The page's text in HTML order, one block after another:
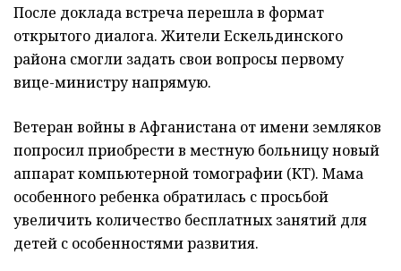
После доклада встреча перешла в формат
открытого диалога. Жители Ескельдинского
района смогли задать свои вопросы первому
вице-министру напрямую.
Ветеран войны в Афганистана от имени земляков
попросил приобрести в местную больницу новый
аппарат компьютерной томографии (КТ). Мама
особенного ребенка обратилась с просьбой
увеличить количество бесплатных занятий для
детей с особенностями развития.